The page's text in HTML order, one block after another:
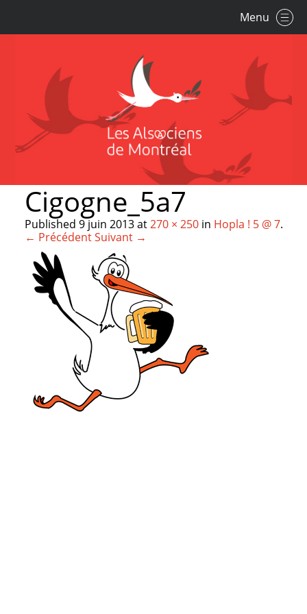
Menu
Cigogne_5a7
Published 9 juin 2013at270 × 250in Hopla ! 5 @ 7.
← Précédent Suivant →